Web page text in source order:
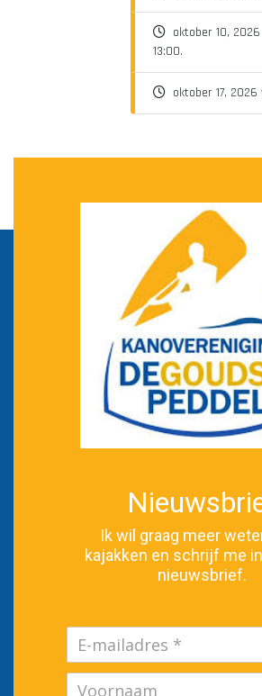
oktober 10,
13:00.
oktober 17,
Ik wil graag meer
kajakken en schrijf me
nieuwsbrief.